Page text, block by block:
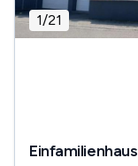
1/21
Einfamilienhaus